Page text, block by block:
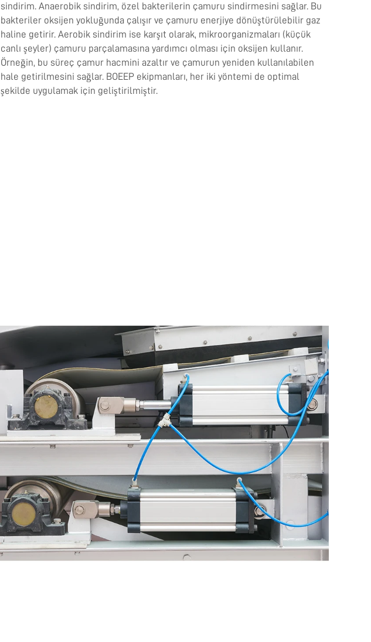
sindirim. Anaerobik sindirim, özel bakterilerin çamuru sindirmesini sağlar. Bu
bakteriler oksijen yokluğunda çalışır ve çamuru enerjiye dönüştürülebilir gaz
haline getirir. Aerobik sindirim ise karşıt olarak, mikroorganizmaları (küçük
canlı şeyler) çamuru parçalamasına yardımcı olması için oksijen kullanır.
Örneğin, bu süreç çamur hacmini azaltır ve çamurun yeniden kullanılabilen
hale getirilmesini sağlar. BOEEP ekipmanları, her iki yöntemi de optimal
şekilde uygulamak için geliştirilmiştir.